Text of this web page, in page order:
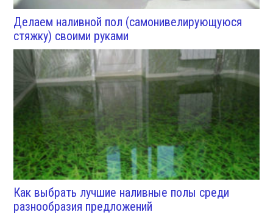
Делаем наливной пол (самонивелирующуюся
стяжку) своими руками
Как выбрать лучшие наливные полы среди
разнообразия предложений